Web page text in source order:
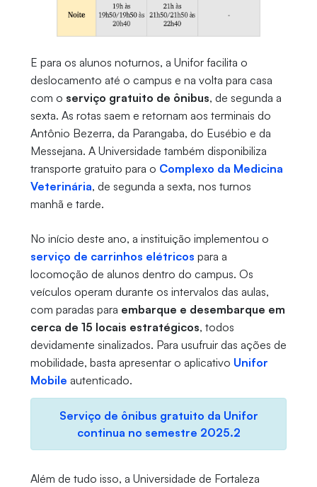
E para os alunos noturnos, a Unifor facilita o
deslocamento até o campus e na volta para casa
com o serviço gratuito de ônibus, de segunda a
sexta. As rotas saem e retornam aos terminais do
Antônio Bezerra, da Parangaba, do Eusébio e da
Messejana. A Universidade também disponibiliza
transporte gratuito para o Complexo da Medicina
Veterinária, de segunda a sexta, nos turnos
manhã e tarde.
No início deste ano, a instituição implementou o
serviço de carrinhos elétricos para a
locomoção de alunos dentro do campus. Os
veículos operam durante os intervalos das aulas,
com paradas para embarque e desembarque em
cerca de 15 locais estratégicos, todos
devidamente sinalizados. Para usufruir das ações de
mobilidade, basta apresentar o aplicativo Unifor
Mobile autenticado.
Serviço de ônibus gratuito da Unifor
continua no semestre 2025.2
Além de tudo isso, a Universidade de Fortaleza